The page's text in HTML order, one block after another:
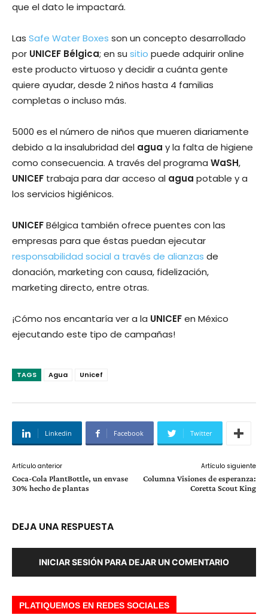
que el dato le impactará.
Las Safe Water Boxes son un concepto desarrollado
por UNICEF Bélgica; en su sitio puede adquirir online
este producto virtuoso y decidir a cuánta gente
quiere ayudar, desde 2 niños hasta 4 familias
completas o incluso más.
5000 es el número de niños que mueren diariamente
debido a la insalubridad del agua y la falta de higiene
como consecuencia. A través del programa WaSH,
UNICEF trabaja para dar acceso al agua potable y a
los servicios higiénicos.
UNICEFBélgica también ofrece puentes con las
empresas para que éstas puedan ejecutar
responsabilidad social a través de alianzas de
donación, marketing con causa, fidelización,
marketing directo, entre otras.
¡Cómo nos encantaría ver a la UNICEFen México
ejecutando este tipo de campañas!
TAGS Agua Unicef
Linkedin Facebook Twitter
Artículo anterior
Coca-Cola PlantBottle, un envase
30% hecho de plantas
Artículo siguiente
Columna Visiones de esperanza:
Coretta Scout King
DEJA UNA RESPUESTA
INICIAR SESIÓN PARA DEJAR UN COMENTARIO
PLATIQUEMOS EN REDES SOCIALES